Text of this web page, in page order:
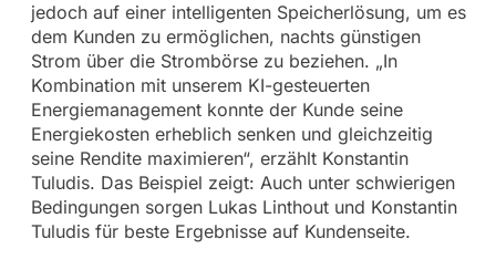
jedoch auf einer intelligenten Speicherlösung, um es
dem Kunden zu ermöglichen, nachts günstigen
Strom über die Strombörse zu beziehen. „In
Kombination mit unserem KI-gesteuerten
Energiemanagement konnte der Kunde seine
Energiekosten erheblich senken und gleichzeitig
seine Rendite maximieren“, erzählt Konstantin
Tuludis. Das Beispiel zeigt: Auch unter schwierigen
Bedingungen sorgen Lukas Linthout und Konstantin
Tuludis für beste Ergebnisse auf Kundenseite.